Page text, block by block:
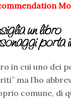
in cui uno dei
ma l’ho
comune, di